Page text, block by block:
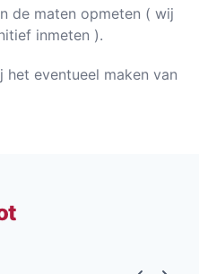
de maten opmeten ( wij
inmeten ).
eventueel maken van